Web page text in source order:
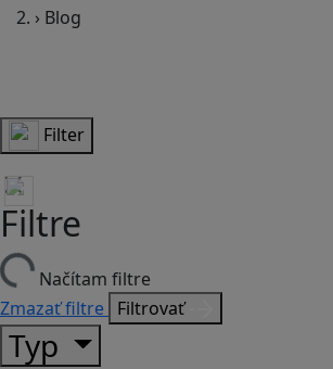
› Blog
Filter
Filtre
Načítam filtre
Zmazať filtre Filtrovať
Typ